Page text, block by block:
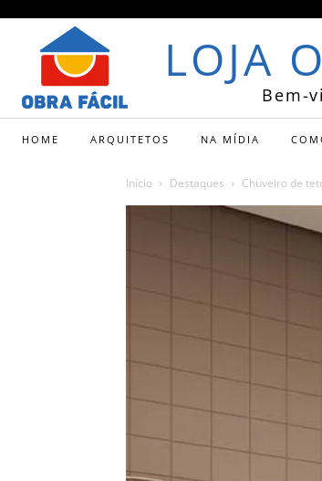
LOJA
Bem-
HOME ARQUITETOS NA MÍDIA
Início Destaques Chuveiro de